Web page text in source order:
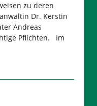
zu deren
Dr. Kerstin
Andreas
Pflichten. Im